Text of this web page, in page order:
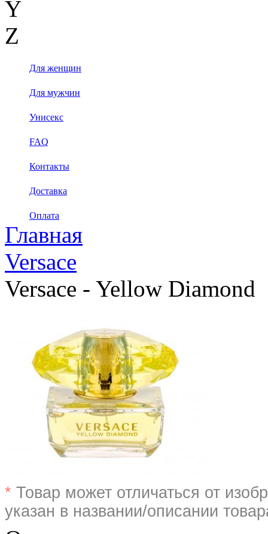
Y
Z
Для женщин
Для мужчин
Унисекс
FAQ
Контакты
Доставка
Оплата
Главная
Versace
Versace - Yellow Diamond
* Товар может отличаться от
указан в названии/описании